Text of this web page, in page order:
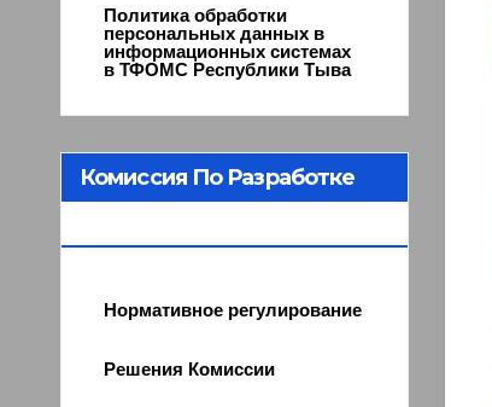
Политика обработки
персональных данных в
информационных системах
в ТФОМС Республики Тыва
Комиссия По Разработке
Нормативное регулирование
Решения Комиссии